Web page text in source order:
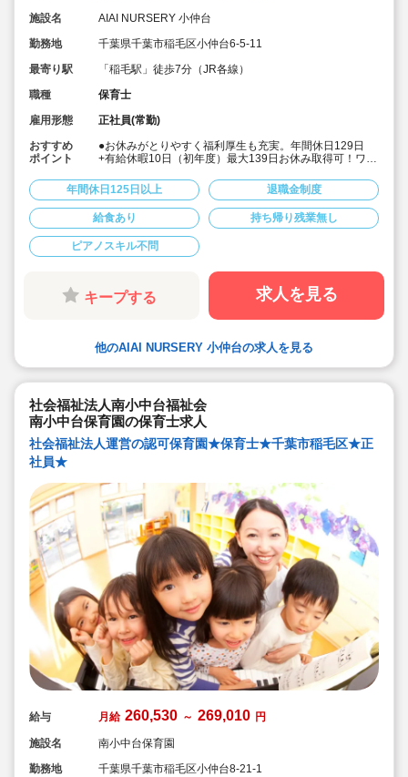
施設名
AIAI NURSERY 小仲台
勤務地
千葉県千葉市稲毛区小仲台6-5-11
最寄り駅
「稲毛駅」徒歩7分（JR各線）
職種
保育士
雇用形態
正社員(常勤)
おすすめ
ポイント
●お休みがとりやすく福利厚生も充実。年間休日129日
+有給休暇10日（初年度）最大139日お休み取得可！ワー
●給食費補助、借り上げ社宅制度あり、退職金制度など福
利厚生も充実しています
●少人数制保育で子ども一人ひとりに寄り添う保育ができ
ます。
●チーム保育で複数担任制を取っております。
●保育に専念できる環境づくり
連絡帳や日誌のアプリ化を始め、園だより等も手書き作
業がありません。ICTツールで書類作成の負担を軽減して
●子ども主体の温かみのある保育環境を大切にしていま
す。大型遊具や床暖房完備の快適な保育室など、充実し
別療育も行っています。療育へのキャリアチェンジも可
制度を用意しています。
●宿舎借り上げ制度利用可能です！※規定内であれば敷
金・礼金等会社が負担してくださいます
年間休日125日以上 退職金制度
給食あり 持ち帰り残業無し
ピアノスキル不問
キープする 求人を見る
他のAIAI NURSERY 小仲台の求人を見る
社会福祉法人南小中台福祉会
南小中台保育園の保育士求人
社会福祉法人運営の認可保育園★保育士★千葉市稲毛区★正
社員★
給与 月給 260,530 ～ 269,010 円
施設名
南小中台保育園
勤務地
千葉県千葉市稲毛区小仲台8-21-1